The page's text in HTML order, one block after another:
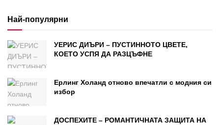
Най-популярни
УЕРИС ДИЪРИ – ПУСТИННОТО ЦВЕТЕ,
КОЕТО УСПЯ ДА РАЗЦЪФНЕ
Ерлинг Холанд отново впечатли с модния си
избор
ДОСПЕХИТЕ – РОМАНТИЧНАТА ЗАЩИТА НА